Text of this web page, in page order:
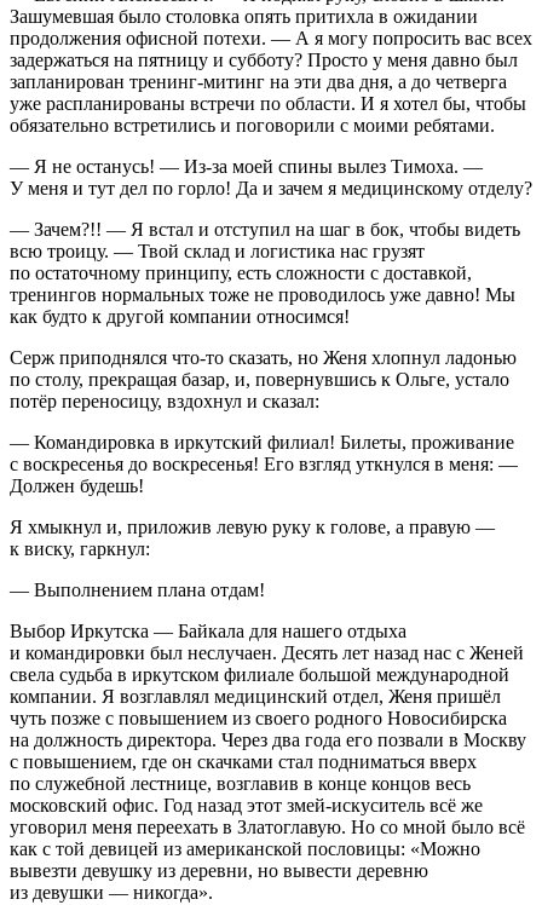
Зашумевшая было столовка опять притихла в ожидании
продолжения офисной потехи. — А я могу попросить вас всех
задержаться на пятницу и субботу? Просто у меня давно был
запланирован тренинг-митинг на эти два дня, а до четверга
уже распланированы встречи по области. И я хотел бы, чтобы
обязательно встретились и поговорили с моими ребятами.
— Я не останусь! — Из-за моей спины вылез Тимоха. —
У меня и тут дел по горло! Да и зачем я медицинскому отделу?
— Зачем?!! — Я встал и отступил на шаг в бок, чтобы видеть
всю троицу. — Твой склад и логистика нас грузят
по остаточному принципу, есть сложности с доставкой,
тренингов нормальных тоже не проводилось уже давно! Мы
как будто к другой компании относимся!
Серж приподнялся что-то сказать, но Женя хлопнул ладонью
по столу, прекращая базар, и, повернувшись к Ольге, устало
потёр переносицу, вздохнул и сказал:
— Командировка в иркутский филиал! Билеты, проживание
с воскресенья до воскресенья! Его взгляд уткнулся в меня: —
Должен будешь!
Я хмыкнул и, приложив левую руку к голове, а правую —
к виску, гаркнул:
— Выполнением плана отдам!
Выбор Иркутска — Байкала для нашего отдыха
и командировки был неслучаен. Десять лет назад нас с Женей
свела судьба в иркутском филиале большой международной
компании. Я возглавлял медицинский отдел, Женя пришёл
чуть позже с повышением из своего родного Новосибирска
на должность директора. Через два года его позвали в Москву
с повышением, где он скачками стал подниматься вверх
по служебной лестнице, возглавив в конце концов весь
московский офис. Год назад этот змей-искуситель всё же
уговорил меня переехать в Златоглавую. Но со мной было всё
как с той девицей из американской пословицы: «Можно
вывезти девушку из деревни, но вывести деревню
из девушки — никогда».